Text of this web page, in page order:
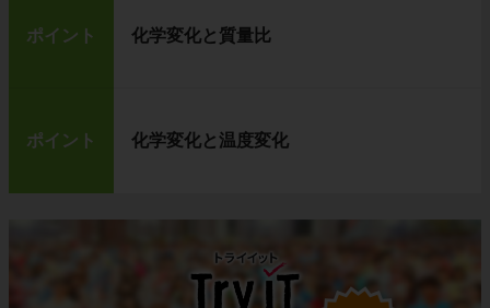
ポイント 化学変化と質量比
ポイント 化学変化と温度変化